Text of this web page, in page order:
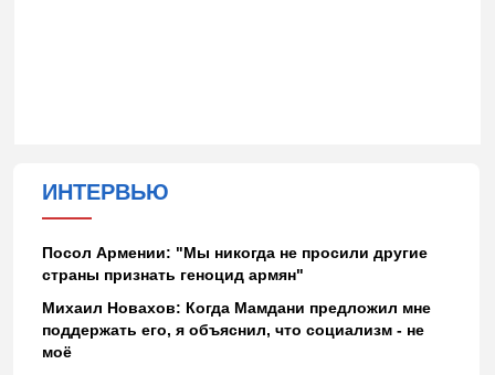
ИНТЕРВЬЮ
Посол Армении: "Мы никогда не просили другие
страны признать геноцид армян"
Михаил Новахов: Когда Мамдани предложил мне
поддержать его, я объяснил, что социализм - не
моё